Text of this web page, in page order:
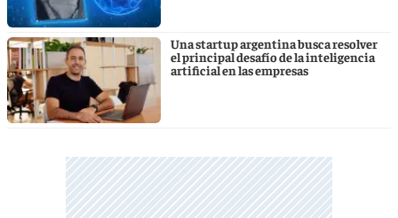
Una startup argentina busca resolver
el principal desafío de la inteligencia
artificial en las empresas